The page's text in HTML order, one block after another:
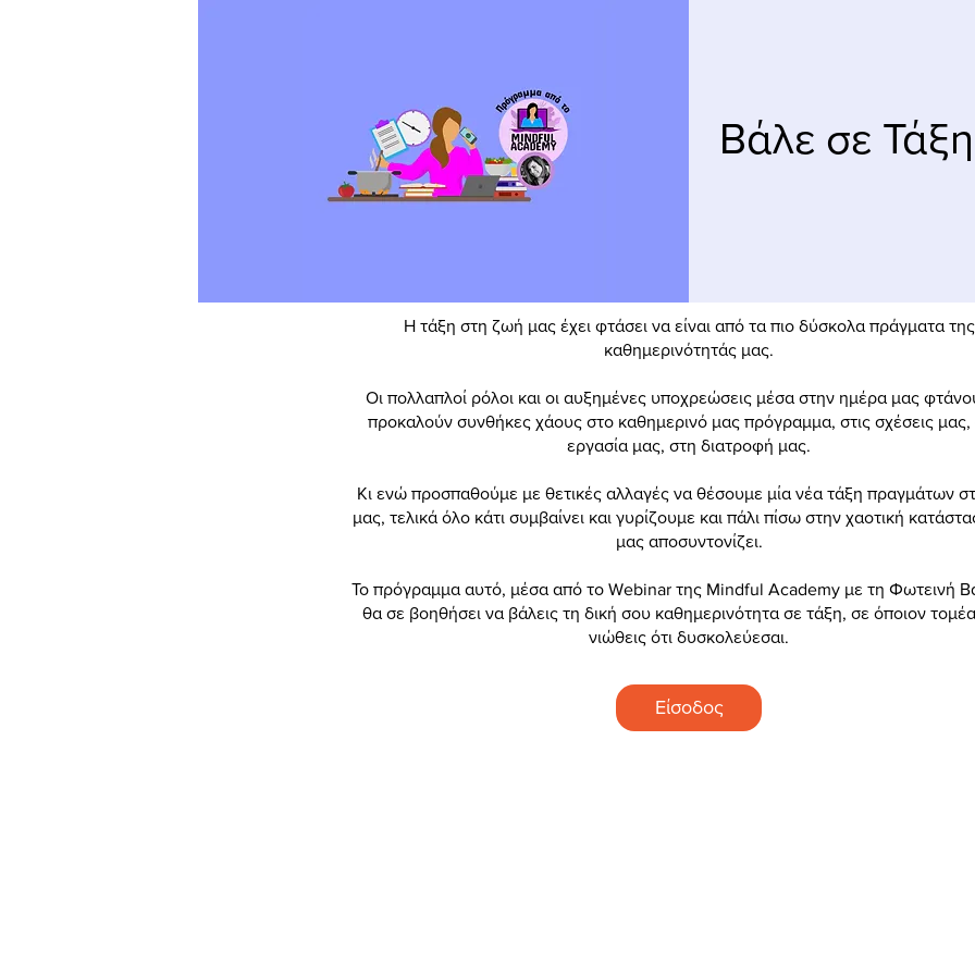
Βάλε σε
Η τάξη στη ζωή μας έχει φτάσει να είναι από τα πιο δύσκολα πράγματα της
καθημερινότητάς μας.
Οι πολλαπλοί ρόλοι και οι αυξημένες υποχρεώσεις μέσα στην ημέρα μας
προκαλούν συνθήκες χάους στο καθημερινό μας πρόγραμμα, στις σχέσεις μας,
εργασία μας, στη διατροφή μας.
Κι ενώ προσπαθούμε με θετικές αλλαγές να θέσουμε μία νέα τάξη πραγμάτων
μας, τελικά όλο κάτι συμβαίνει και γυρίζουμε και πάλι πίσω στην χαοτική
μας αποσυντονίζει.
Το πρόγραμμα αυτό, μέσα από το Webinar της Mindful Academy με τη Φωτεινή
θα σε βοηθήσει να βάλεις τη δική σου καθημερινότητα σε τάξη, σε όποιον
Είσοδος